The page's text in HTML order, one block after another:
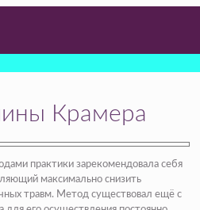
Крамера
практики зарекомендовала себя
максимально снизить
травм. Метод существовал ещё с